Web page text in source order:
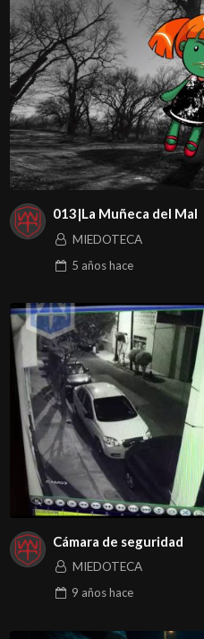
013|La Muñeca del Mal
MIEDOTECA
5 añoshace
Cámara de seguridad
MIEDOTECA
9 añoshace